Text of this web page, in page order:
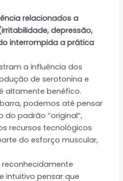
relacionados a
depressão,
interrompida a prática
a influência dos
de serotonina e
altamente benéfico.
podemos até pensar
do padrão “original”,
recursos tecnológicos
do esforço muscular,
intuitivo pensar que